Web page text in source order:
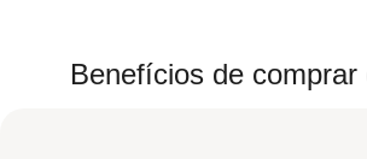
Benefícios de comprar